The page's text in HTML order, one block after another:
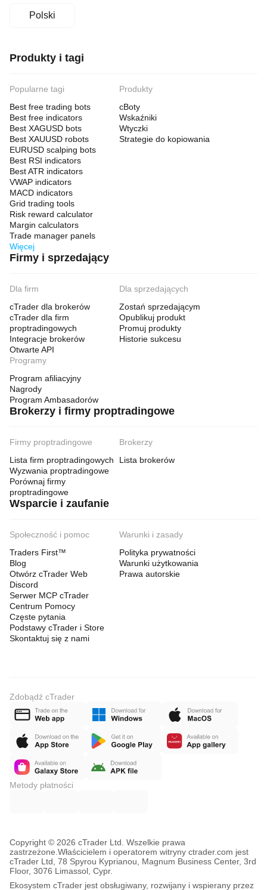
Polski
Produkty i tagi
Popularne tagi
Best free trading bots
Best free indicators
Best XAGUSD bots
Best XAUUSD robots
EURUSD scalping bots
Best RSI indicators
Best ATR indicators
VWAP indicators
MACD indicators
Grid trading tools
Risk reward calculator
Margin calculators
Trade manager panels
Więcej
Produkty
cBoty
Wskaźniki
Wtyczki
Strategie do kopiowania
Firmy i sprzedający
Dla firm
cTrader dla brokerów
cTrader dla firm
proptradingowych
Integracje brokerów
Otwarte API
Dla sprzedających
Zostań sprzedającym
Opublikuj produkt
Promuj produkty
Historie sukcesu
Programy
Program afiliacyjny
Nagrody
Program Ambasadorów
Brokerzy i firmy proptradingowe
Firmy proptradingowe
Lista firm proptradingowych
Wyzwania proptradingowe
Porównaj firmy
proptradingowe
Brokerzy
Lista brokerów
Wsparcie i zaufanie
Społeczność i pomoc
Traders First™
Blog
Otwórz cTrader Web
Discord
Serwer MCP cTrader
Centrum Pomocy
Częste pytania
Podstawy cTrader i Store
Skontaktuj się z nami
Warunki i zasady
Polityka prywatności
Warunki użytkowania
Prawa autorskie
Zdobądź cTrader
Metody płatności
Copyright © 2026 cTrader Ltd. Wszelkie prawa
zastrzeżone. Właścicielem i operatorem witryny ctrader.com jest
cTrader Ltd, 78 Spyrou Kyprianou, Magnum Business Center, 3rd
Floor, 3076 Limassol, Cypr.
Ekosystem cTrader jest obsługiwany, rozwijany i wspierany przez